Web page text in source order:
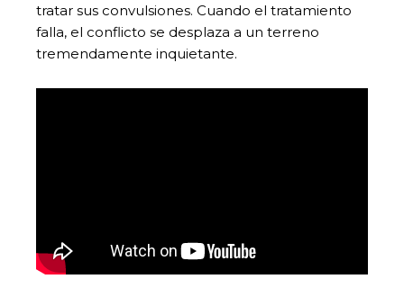
tratar sus convulsiones. Cuando el tratamiento
falla, el conflicto se desplaza a un terreno
tremendamente inquietante.